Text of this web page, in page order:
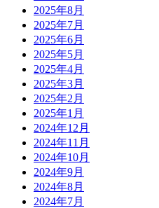
2025年8月
2025年7月
2025年6月
2025年5月
2025年4月
2025年3月
2025年2月
2025年1月
2024年12月
2024年11月
2024年10月
2024年9月
2024年8月
2024年7月